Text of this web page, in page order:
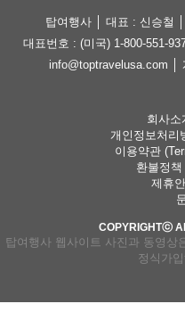
탑여행사 │ 대표 : 신승철
대표번호 : (미국) 1-800-551-
info@toptravelusa.com │
회사소
개인정보처리
이용약관
환불정
제휴
COPYRIGHTⓒ
탑여행사 웹사이트 사진과 동영상
정식가